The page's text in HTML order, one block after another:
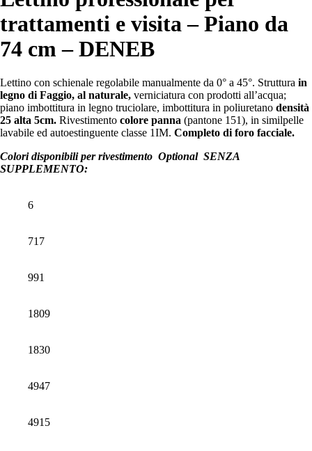
trattamenti e visita – Piano da
74 cm – DENEB
Lettino con schienale regolabile manualmente da 0° a 45°. Struttura in
legno di Faggio, al naturale, verniciatura con prodotti all’acqua;
piano imbottitura in legno truciolare, imbottitura in poliuretano densità
25 alta 5cm. Rivestimento colore panna (pantone 151), in similpelle
lavabile ed autoestinguente classe 1IM. Completo di foro facciale.
Colori disponibili per rivestimento Optional SENZA
SUPPLEMENTO:
6
717
991
1809
1830
4947
4915